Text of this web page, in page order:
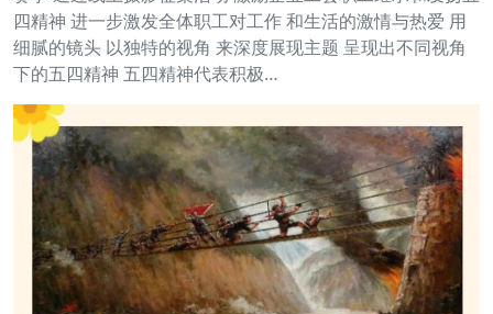
四精神 进一步激发全体职工对工作 和生活的激情与热爱 用
细腻的镜头 以独特的视角 来深度展现主题 呈现出不同视角
下的五四精神 五四精神代表积极…